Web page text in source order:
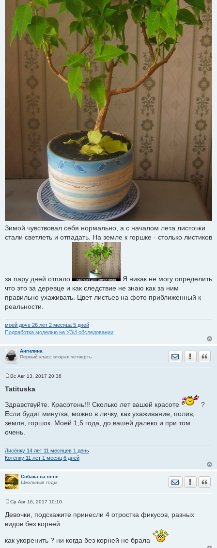
Зимой чувствовал себя нормально, а с началом лета листочки
стали светлеть и отпадать. На земле к горшке - столько листиков
за пару дней отпало
Я никак не могу определить
что это за деревце и как следствие не знаю как за ним
правильно ухаживать. Цвет листьев на фото приближенный к
реальности.
моей доче 26 лет 2 месяца 5 дней
Подработка моделью на УЗИ обследовании
Ангилина
Первый класс вторая четверть
Отправить
о
щ
е
н
и
е
Вс Авг 13, 2017 20:36
Tatituska
Здравствуйте. Красотень!!! Сколько лет вашей красоте
?
Если будит минутка, можно в личку, как ухаживание, полив,
земля, горшок. Моей 1,5 года, до вашей далеко и при том
очень.
Лисёнку 14 лет 11 месяцев 1 день
Котёнку 11 лет 1 месяц 6 дней
Собака на сене
Школьные годы
Отправить
о
б
щ
н
Ср Авг 16, 2017 10:10
Девочки, подскажите принесли 4 отростка фикусов, разных
видов без корней.
как укоренить ? ни когда без корней не брала